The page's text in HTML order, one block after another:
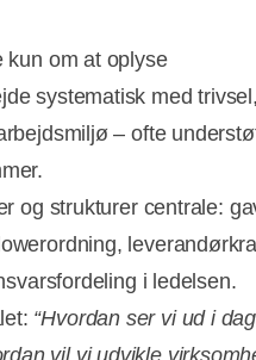
kun om at oplyse
systematisk med
– ofte
og strukturer centrale:
i ledelsen.
“Hvordan ser vi ud i